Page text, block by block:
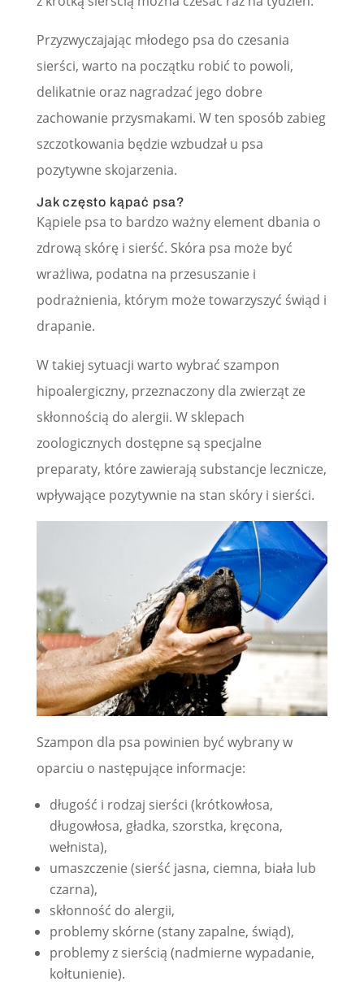
Przyzwyczajając młodego psa do czesania
sierści, warto na początku robić to powoli,
delikatnie oraz nagradzać jego dobre
zachowanie przysmakami. W ten sposób zabieg
szczotkowania będzie wzbudzał u psa
pozytywne skojarzenia.
Jak często kąpać psa?
Kąpiele psa to bardzo ważny element dbania o
zdrową skórę i sierść. Skóra psa może być
wrażliwa, podatna na przesuszanie i
podrażnienia, którym może towarzyszyć świąd i
drapanie.
W takiej sytuacji warto wybrać szampon
hipoalergiczny, przeznaczony dla zwierząt ze
skłonnością do alergii. W sklepach
zoologicznych dostępne są specjalne
preparaty, które zawierają substancje lecznicze,
wpływające pozytywnie na stan skóry i sierści.
Szampon dla psa powinien być wybrany w
oparciu o następujące informacje:
długość i rodzaj sierści (krótkowłosa,
długowłosa, gładka, szorstka, kręcona,
wełnista),
umaszczenie (sierść jasna, ciemna, biała lub
czarna),
skłonność do alergii,
problemy skórne (stany zapalne, świąd),
problemy z sierścią (nadmierne wypadanie,
kołtunienie).